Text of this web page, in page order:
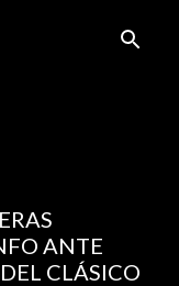
ANTE
CLÁSICO